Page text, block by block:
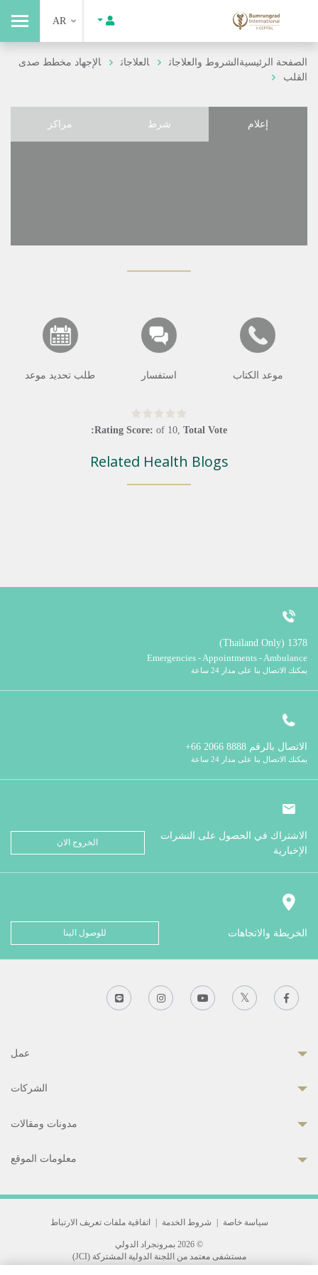
AR
الصفحة الرئيسيةالشروط والعلاجات العلاجات
الإجهاد مخطط صدى
القلب
إعلام شرط مراكز
موعد الكتاب استفسار طلب تحديد موعد
Rating Score: of 10, Total Vote:
Related Health Blogs
1378 (Thailand Only)
Emergencies - Appointments - Ambulance
يمكنك الاتصال بنا على مدار 24 ساعة
الاتصال بالرقم
يمكنك الاتصال بنا على مدار 24 ساعة
الاشتراك في الحصول على النشرات
الإخبارية
الخروج الان
الخريطة والاتجاهات للوصول الينا
عمل
الشركات
مدونات ومقالات
معلومات الموقع
سياسة خاصة شروط الخدمة اتفاقية ملفات تعريف الارتباط
© 2026 بمرونجراد الدولي
مستشفى معتمد من اللجنة الدولية المشتركة (JCI)